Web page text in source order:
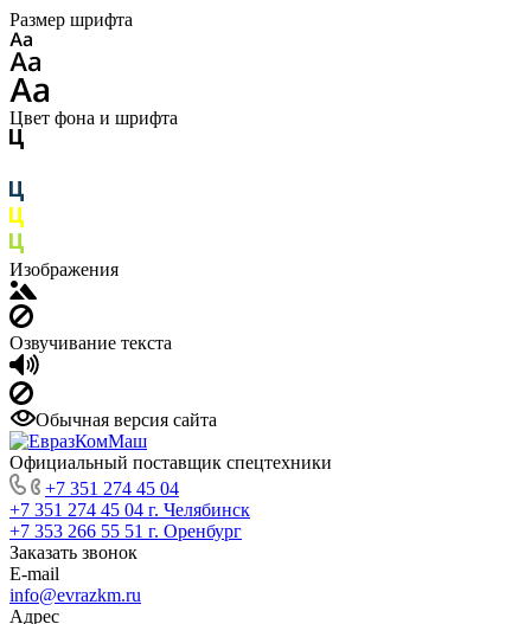
Размер шрифта
Цвет фона и шрифта
Изображения
Озвучивание текста
Обычная версия сайта
Официальный поставщик спецтехники
+7 351 274 45 04
+7 351 274 45 04 г. Челябинск
+7 353 266 55 51 г. Оренбург
Заказать звонок
E-mail
info@evrazkm.ru
Адрес